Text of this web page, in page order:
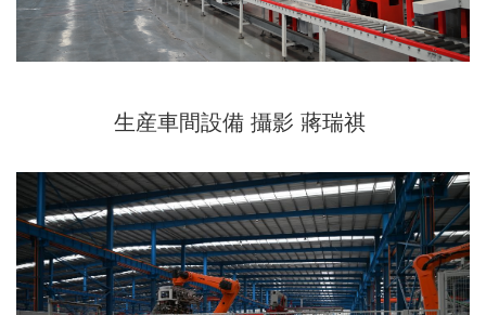
生産車間設備 攝影 蔣瑞祺